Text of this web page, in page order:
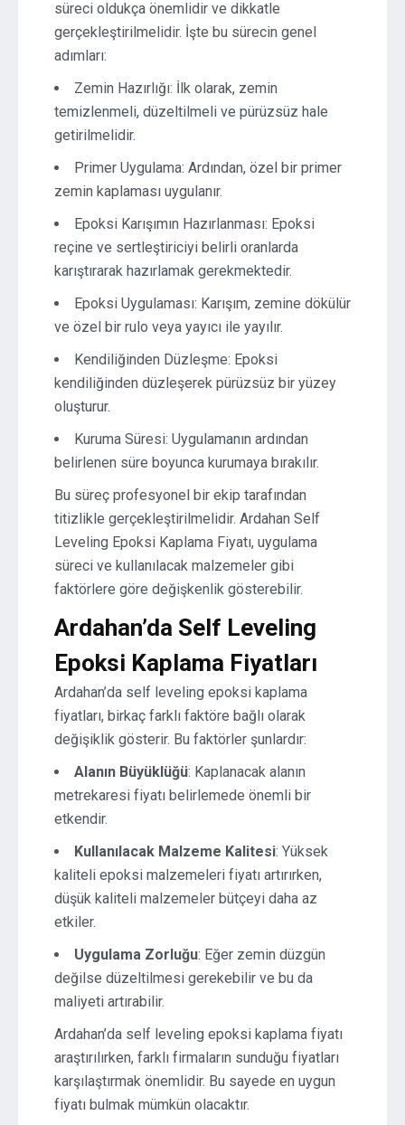
süreci oldukça önemlidir ve dikkatle
gerçekleştirilmelidir. İşte bu sürecin genel
adımları:
Zemin Hazırlığı: İlk olarak, zemin
temizlenmeli, düzeltilmeli ve pürüzsüz hale
getirilmelidir.
Primer Uygulama: Ardından, özel bir primer
zemin kaplaması uygulanır.
Epoksi Karışımın Hazırlanması: Epoksi
reçine ve sertleştiriciyi belirli oranlarda
karıştırarak hazırlamak gerekmektedir.
Epoksi Uygulaması: Karışım, zemine dökülür
ve özel bir rulo veya yayıcı ile yayılır.
Kendiliğinden Düzleşme: Epoksi
kendiliğinden düzleşerek pürüzsüz bir yüzey
oluşturur.
Kuruma Süresi: Uygulamanın ardından
belirlenen süre boyunca kurumaya bırakılır.
Bu süreç profesyonel bir ekip tarafından
titizlikle gerçekleştirilmelidir. Ardahan Self
Leveling Epoksi Kaplama Fiyatı, uygulama
süreci ve kullanılacak malzemeler gibi
faktörlere göre değişkenlik gösterebilir.
Ardahan’da Self Leveling
Epoksi Kaplama Fiyatları
Ardahan’da self leveling epoksi kaplama
fiyatları, birkaç farklı faktöre bağlı olarak
değişiklik gösterir. Bu faktörler şunlardır:
Alanın Büyüklüğü: Kaplanacak alanın
metrekaresi fiyatı belirlemede önemli bir
etkendir.
Kullanılacak Malzeme Kalitesi: Yüksek
kaliteli epoksi malzemeleri fiyatı artırırken,
düşük kaliteli malzemeler bütçeyi daha az
etkiler.
Uygulama Zorluğu: Eğer zemin düzgün
değilse düzeltilmesi gerekebilir ve bu da
maliyeti artırabilir.
Ardahan’da self leveling epoksi kaplama fiyatı
araştırılırken, farklı firmaların sunduğu fiyatları
karşılaştırmak önemlidir. Bu sayede en uygun
fiyatı bulmak mümkün olacaktır.